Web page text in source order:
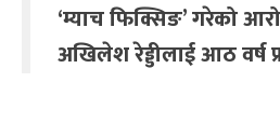
‘म्याच फिक्सिङ’ गरेको
अखिलेश रेड्डीलाई आठ वर्ष